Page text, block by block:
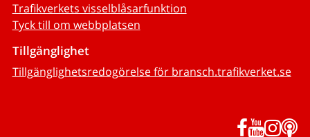
Trafikverkets visselblåsarfunktion
Tyck till om webbplatsen
Tillgänglighet
Tillgänglighetsredogörelse för bransch.trafikverket.se
Facebook
YouTube